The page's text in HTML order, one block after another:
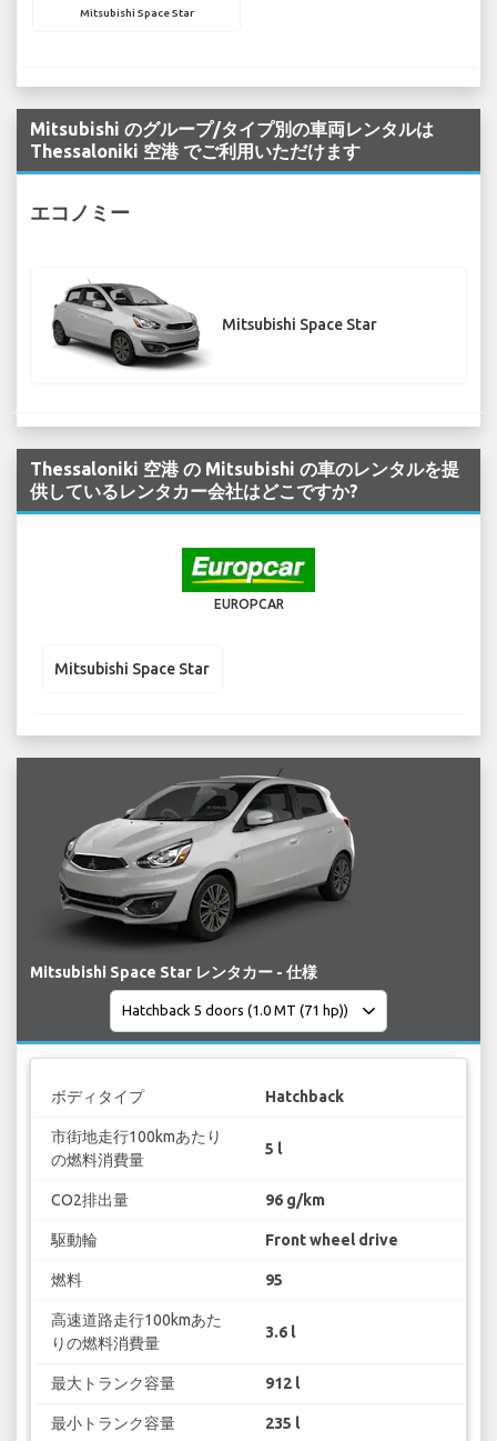
Mitsubishi Space Star
Mitsubishi のグループ/タイプ別の車両レンタルは
Thessaloniki 空港 でご利用いただけます
エコノミー
Mitsubishi Space Star
Thessaloniki 空港 の Mitsubishi の車のレンタルを提
供しているレンタカー会社はどこですか?
EUROPCAR
Mitsubishi Space Star
Mitsubishi Space Star レンタカー - 仕様
ボディタイプ Hatchback
市街地走行100kmあたり
の燃料消費量
5 l
CO2排出量 96 g/km
駆動輪 Front wheel drive
燃料 95
高速道路走行100kmあた
りの燃料消費量
3.6 l
最大トランク容量 912 l
最小トランク容量 235 l